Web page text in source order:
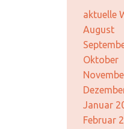
aktuelle
August
Oktober
Januar
Februar